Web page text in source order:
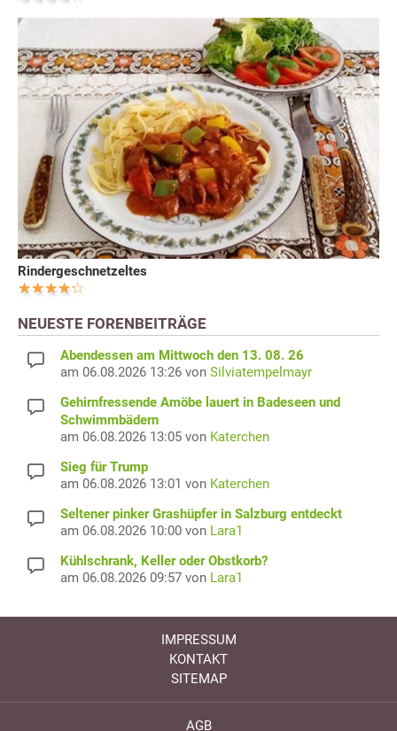
Rindergeschnetzeltes
NEUESTE FORENBEITRÄGE
Abendessen am Mittwoch den 13. 08. 26
am 06.08.2026 13:26 von Silviatempelmayr
Gehirnfressende Amöbe lauert in Badeseen und
Schwimmbädern
am 06.08.2026 13:05 von Katerchen
Sieg für Trump
am 06.08.2026 13:01 von Katerchen
Seltener pinker Grashüpfer in Salzburg entdeckt
am 06.08.2026 10:00 von Lara1
Kühlschrank, Keller oder Obstkorb?
am 06.08.2026 09:57 von Lara1
IMPRESSUM
KONTAKT
SITEMAP
AGB